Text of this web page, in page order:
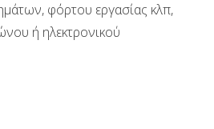
φόρτου εργασίας κλπ,
ή ηλεκτρονικού